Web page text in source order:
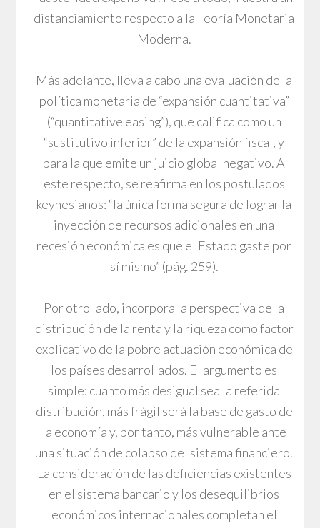
distanciamiento respecto a la Teoría Monetaria
Moderna.
Más adelante, lleva a cabo una evaluación de la
política monetaria de “expansión cuantitativa”
(“quantitative easing”), que califica como un
“sustitutivo inferior” de la expansión fiscal, y
para la que emite un juicio global negativo. A
este respecto, se reafirma en los postulados
keynesianos: “la única forma segura de lograr la
inyección de recursos adicionales en una
recesión económica es que el Estado gaste por
sí mismo” (pág. 259).
Por otro lado, incorpora la perspectiva de la
distribución de la renta y la riqueza como factor
explicativo de la pobre actuación económica de
los países desarrollados. El argumento es
simple: cuanto más desigual sea la referida
distribución, más frágil será la base de gasto de
la economía y, por tanto, más vulnerable ante
una situación de colapso del sistema financiero.
La consideración de las deficiencias existentes
en el sistema bancario y los desequilibrios
económicos internacionales completan el